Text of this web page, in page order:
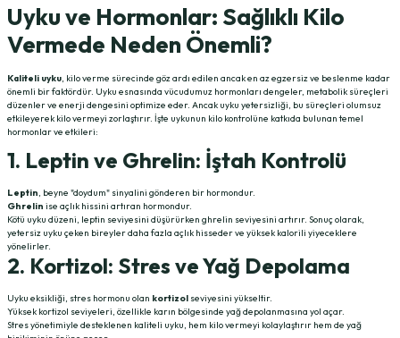
Uyku ve Hormonlar: Sağlıklı Kilo
Vermede Neden Önemli?
Kaliteli uyku , kilo verme sürecinde göz ardı edilen ancak en az egzersiz ve beslenme kadar
önemli bir faktördür. Uyku esnasında vücudumuz hormonları dengeler, metabolik süreçleri
düzenler ve enerji dengesini optimize eder. Ancak uyku yetersizliği, bu süreçleri olumsuz
etkileyerek kilo vermeyi zorlaştırır. İşte uykunun kilo kontrolüne katkıda bulunan temel
hormonlar ve etkileri:
1. Leptin ve Ghrelin: İştah Kontrolü
Leptin , beyne "doydum" sinyalini gönderen bir hormondur.
Ghrelin ise açlık hissini artıran hormondur.
Kötü uyku düzeni, leptin seviyesini düşürürken ghrelin seviyesini artırır. Sonuç olarak,
yetersiz uyku çeken bireyler daha fazla açlık hisseder ve yüksek kalorili yiyeceklere
yönelirler.
2. Kortizol: Stres ve Yağ Depolama
Uyku eksikliği, stres hormonu olan kortizol seviyesini yükseltir.
Yüksek kortizol seviyeleri, özellikle karın bölgesinde yağ depolanmasına yol açar.
Stres yönetimiyle desteklenen kaliteli uyku, hem kilo vermeyi kolaylaştırır hem de yağ